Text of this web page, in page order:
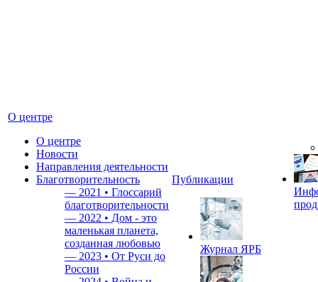
О центре
О центре
Новости
Направления деятельности
Благотворительность
— 2021 • Глоссарий
благотворительности
— 2022 • Дом - это
маленькая планета,
созданная любовью
— 2023 • От Руси до
России
Публикации
Журнал ЯРБ